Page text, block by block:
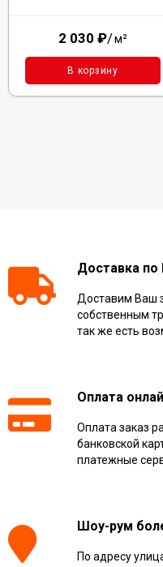
2 030 ₽/м²
В корзину
Доставка
Доставим Ваш
собственным
так же есть
Оплата
Оплата заказ
банковской
платежные
Шоу-рум
По адресу